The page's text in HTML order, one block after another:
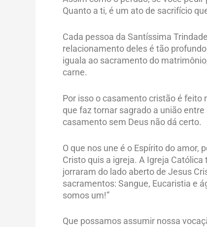
Quanto a ti, é um ato de sacrifício
Cada pessoa da Santíssima
relacionamento deles é tão
iguala ao sacramento do
carne.
Por isso o casamento cristão é feito
que faz tornar sagrado a união
casamento sem Deus não dá certo.
O que nos une é o Espírito do amor,
Cristo quis a igreja. A Igreja
jorraram do lado aberto de Jesus
sacramentos: Sangue, Eucaristia e
somos um!”
Que possamos assumir nossa